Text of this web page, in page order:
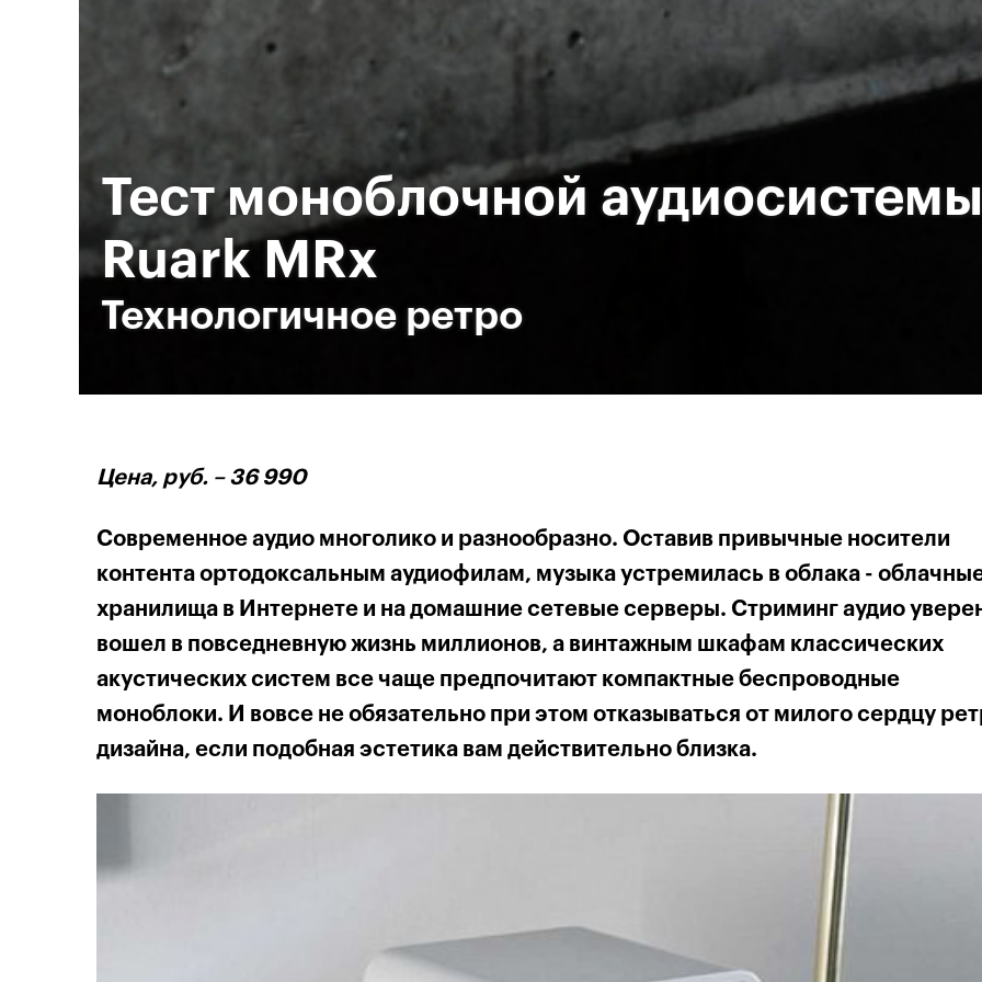
Тест моноблочной аудиосистемы
Ruark MRx
Технологичное ретро
Цена, руб. – 36 990
Современное аудио многолико и разнообразно. Оставив привычные носители
контента ортодоксальным аудиофилам, музыка устремилась в облака -
хранилища в Интернете и на домашние сетевые серверы. Стриминг аудио
вошел в повседневную жизнь миллионов, а винтажным шкафам классических
акустических систем все чаще предпочитают компактные беспроводные
моноблоки. И вовсе не обязательно при этом отказываться от милого сердцу
дизайна, если подобная эстетика вам действительно близка.